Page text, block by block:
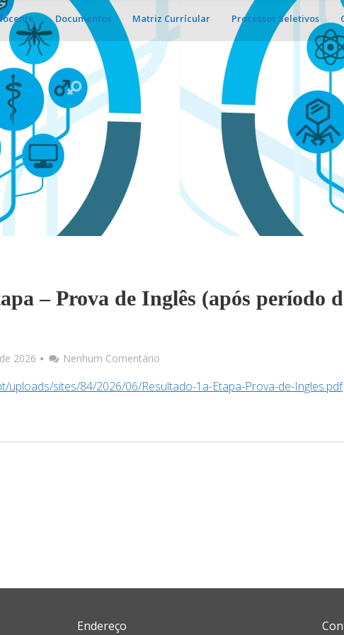
Documentos Matriz Currícular Processos Seletivos
– Prova de Inglês (após período
2026 Nenhum Comentário
uploads/sites/84/2026/06/Resultado-1a-Etapa-Prova-de-Ingles.pdf
Endereço